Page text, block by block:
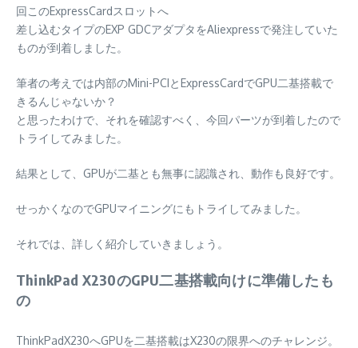
回このExpressCardスロットへ
差し込むタイプのEXP GDCアダプタをAliexpressで発注していた
ものが到着しました。
筆者の考えでは内部のMini-PCIとExpressCardでGPU二基搭載で
きるんじゃないか？
と思ったわけで、それを確認すべく、今回パーツが到着したので
トライしてみました。
結果として、GPUが二基とも無事に認識され、動作も良好です。
せっかくなのでGPUマイニングにもトライしてみました。
それでは、詳しく紹介していきましょう。
ThinkPad X230のGPU二基搭載向けに準備したも
の
ThinkPadX230へGPUを二基搭載はX230の限界へのチャレンジ。